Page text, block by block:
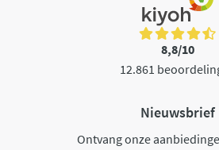
8,8/10
12.861
Nieuwsbrief
Ontvang onze